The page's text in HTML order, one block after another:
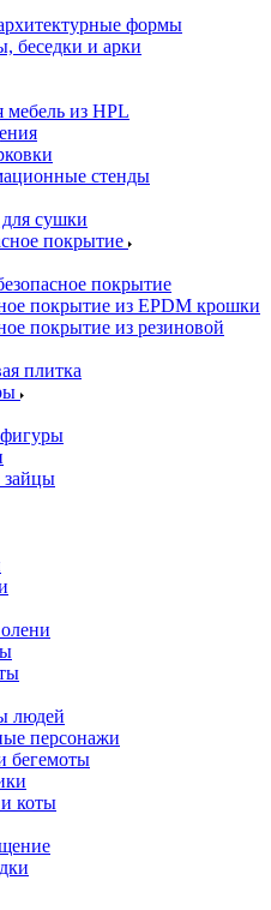
формы
беседки и арки
мебель из HPL
стенды
сушки
покрытие
покрытие
покрытие из EPDM крошки
покрытие из резиновой
плитка
зайцы
людей
персонажи
бегемоты
коты